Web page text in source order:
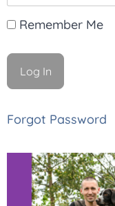
Remember Me
Forgot Password